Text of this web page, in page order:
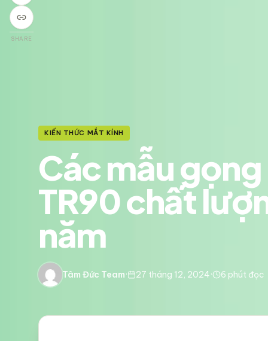
KIẾN THỨC MẮT KÍNH
Các mẫu
TR90 chất
năm
Tâm Đức Team· 27 tháng 12, 2024· 6 phút đọc
SHARE